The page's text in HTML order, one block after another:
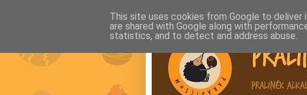
This site uses cookies from Google to deliver
are shared with Google along with
statistics, and to detect and address abuse.